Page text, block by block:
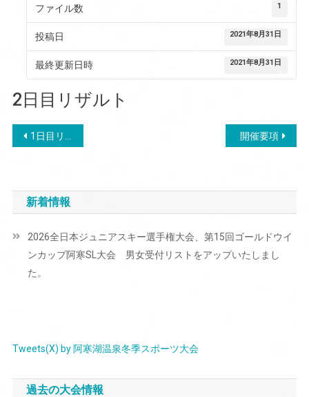
ファイル数 1
投稿日 2021年8月31日
最終更新日時 2021年8月31日
2日目リザルト
投
ナ
ビ
ゲ
ー
ン
1日目リザルト 開催要項
新着情報
2026全日本ジュニアスキー選手権大会、第15回ゴールドウイ
ンカップ阿寒SL大会 男女受付リストをアップいたしまし
た。
Tweets(X) by 阿寒湖温泉冬季スポーツ大会
過去の大会情報